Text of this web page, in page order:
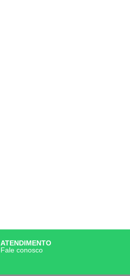
ATENDIMENTO
Fale conosco